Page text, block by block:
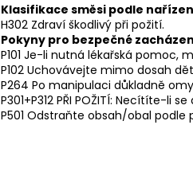
Klasifikace směsi podle
H302 Zdraví škodlivý při požití.
Pokyny pro bezpečné
P101 Je-li nutná lékařská pomoc,
P102 Uchovávejte mimo dosah
P264 Po manipulaci důkladně
P301+P312 PŘI POŽITÍ: Necítíte-li
P501 Odstraňte obsah/obal podle